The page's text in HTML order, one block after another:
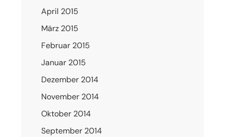
April 2015
März 2015
Februar 2015
Januar 2015
Dezember 2014
November 2014
Oktober 2014
September 2014